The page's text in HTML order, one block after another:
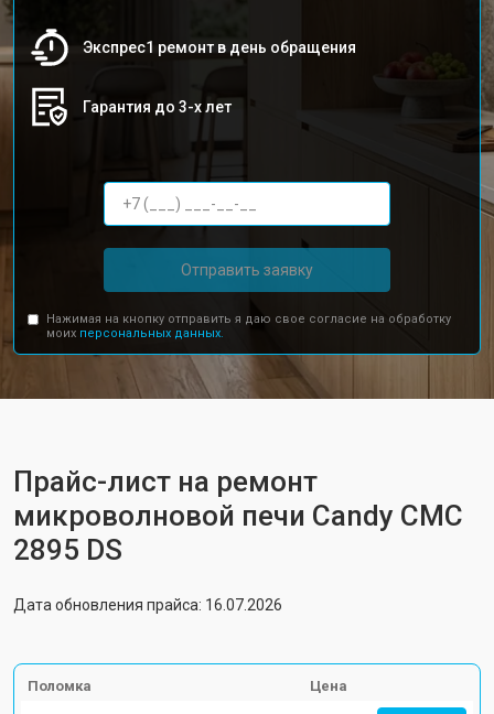
Экспрес1 ремонт в день обращения
Гарантия до 3-х лет
Отправить заявку
Нажимая на кнопку отправить я даю свое согласие на обработку
моих персональных данных.
Прайс-лист на ремонт
микроволновой печи Candy CMC
2895 DS
Дата обновления прайса: 16.07.2026
Поломка Цена